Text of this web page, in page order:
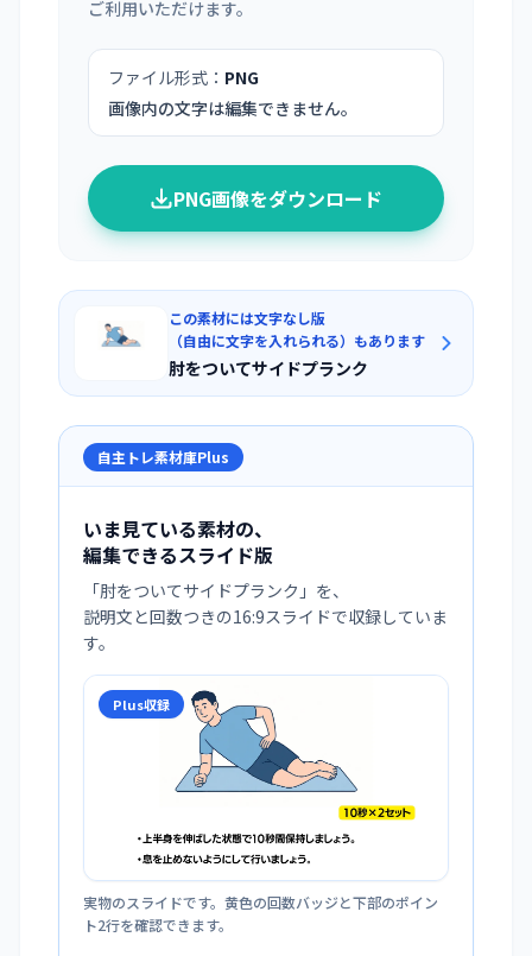
ご利用いただけます。
ファイル形式： PNG
画像内の文字は編集できません。
PNG画像をダウンロード
この素材には文字なし版
（自由に文字を入れられる）もあります
肘をついてサイドプランク
自主トレ素材庫Plus
いま見ている素材の、
編集できるスライド版
「肘をついてサイドプランク 」を、
説明文と回数つきの16:9スライドで収録していま
す。
Plus収録
実物のスライドです。黄色の回数バッジと下部のポイン
ト2行を確認できます。